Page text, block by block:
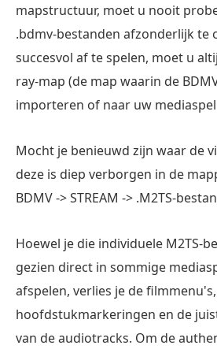
mapstructuur, moet u nooit
.bdmv-bestanden afzonderlijk te
succesvol af te spelen, moet u
ray-map (de map waarin de
importeren of naar uw
Mocht je benieuwd zijn waar de
deze is diep verborgen in de
BDMV -> STREAM -> .M2TS-
Hoewel je die individuele M2TS-
gezien direct in sommige
afspelen, verlies je de filmmenu's,
hoofdstukmarkeringen en de
van de audiotracks. Om de